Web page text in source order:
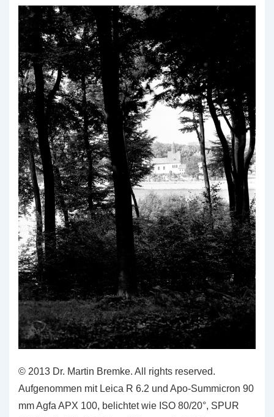
© 2013 Dr. Martin Bremke. All rights reserved.
Aufgenommen mit Leica R 6.2 und Apo-Summicron 90
mm Agfa APX 100, belichtet wie ISO 80/20°, SPUR